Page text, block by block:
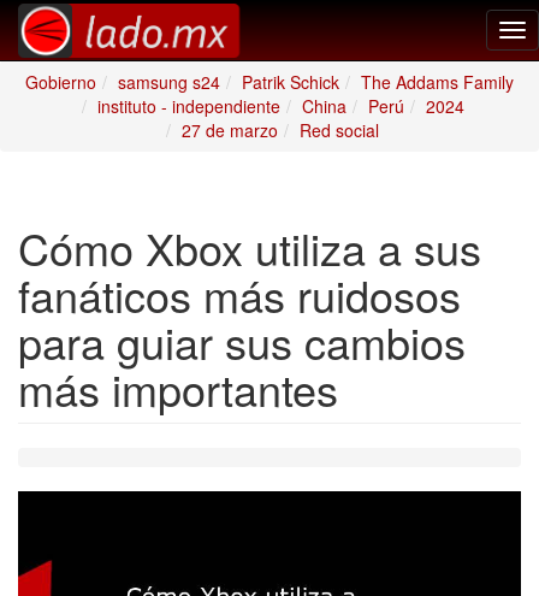
Gobierno
samsung s24 Patrik Schick
The Addams Family
instituto - independiente
China Perú
2024
27 de marzo
Red social
Cómo Xbox utiliza a sus
fanáticos más ruidosos
para guiar sus cambios
más importantes